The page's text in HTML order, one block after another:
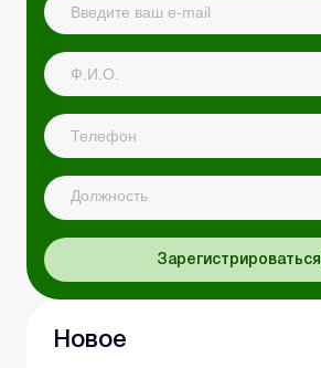
Должность
Зарегистрироваться
Новое